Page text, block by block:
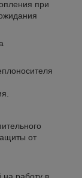
при
от